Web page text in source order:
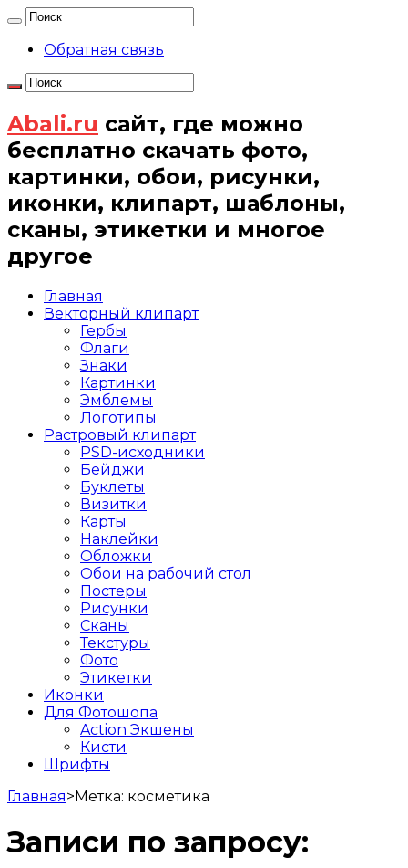
Обратная связь
Abali.ru сайт, где можно
бесплатно скачать фото,
картинки, обои, рисунки,
иконки, клипарт, шаблоны,
сканы, этикетки и многое
другое
Главная
Векторный клипарт
Гербы
Флаги
Знаки
Картинки
Эмблемы
Логотипы
Растровый клипарт
PSD-исходники
Бейджи
Буклеты
Визитки
Карты
Наклейки
Обложки
Обои на рабочий стол
Постеры
Рисунки
Сканы
Текстуры
Фото
Этикетки
Иконки
Для Фотошопа
Action Экшены
Кисти
Шрифты
Главная>Метка: косметика
Записи по запросу: